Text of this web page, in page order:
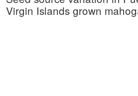
Virgin Islands grown